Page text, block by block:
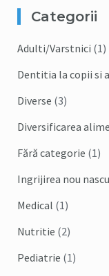
Categorii
Adulti/Varstnici (1)
Dentitia la copii si
Diverse (3)
Diversificarea
Fără categorie (1)
Ingrijirea nou
Medical (1)
Nutritie (2)
Pediatrie (1)